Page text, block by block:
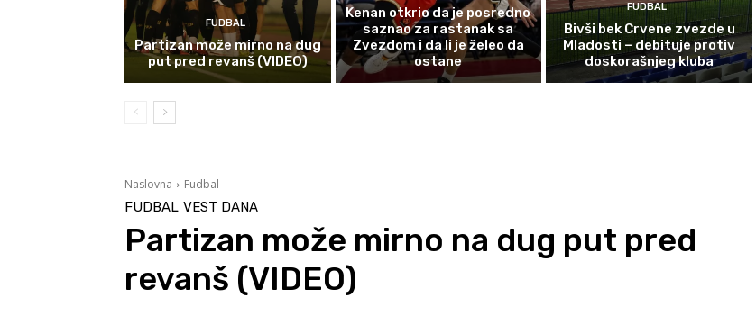
FUDBAL
Partizan može mirno na dug
put pred revanš (VIDEO)
Kenan otkrio da je posredno
saznao za rastanak sa
Zvezdom i da li je želeo da
ostane
FUDBAL
Bivši bek Crvene zvezde u
Mladosti – debituje protiv
doskorašnjeg kluba